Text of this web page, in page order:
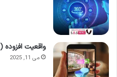
واقعیت افزوده (AR) چیست؟
می 11, 2025